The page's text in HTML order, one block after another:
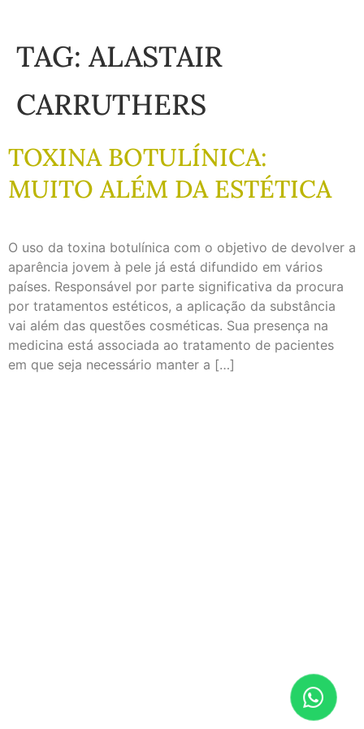
TAG: ALASTAIR
CARRUTHERS
TOXINA BOTULÍNICA:
MUITO ALÉM DA ESTÉTICA
O uso da toxina botulínica com o objetivo de devolver a
aparência jovem à pele já está difundido em vários
países. Responsável por parte significativa da procura
por tratamentos estéticos, a aplicação da substância
vai além das questões cosméticas. Sua presença na
medicina está associada ao tratamento de pacientes
em que seja necessário manter a […]